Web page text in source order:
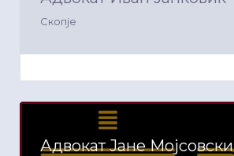
Скопје
Адвокат Јане Мојсовски